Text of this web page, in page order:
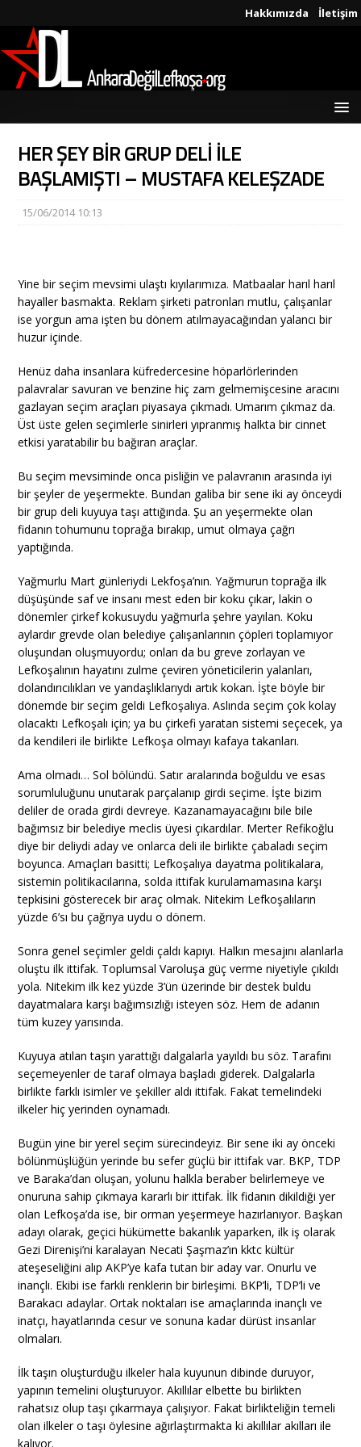
Hakkımızda İletişim
HER ŞEY BİR GRUP DELİ İLE
BAŞLAMIŞTI – MUSTAFA KELEŞZADE
15/06/2014 10:13
Yine bir seçim mevsimi ulaştı kıyılarımıza. Matbaalar harıl harıl
hayaller basmakta. Reklam şirketi patronları mutlu, çalışanlar
ise yorgun ama işten bu dönem atılmayacağından yalancı bir
huzur içinde.
Henüz daha insanlara küfredercesine höparlörlerinden
palavralar savuran ve benzine hiç zam gelmemişcesine aracını
gazlayan seçim araçları piyasaya çıkmadı. Umarım çıkmaz da.
Üst üste gelen seçimlerle sinirleri yıpranmış halkta bir cinnet
etkisi yaratabilir bu bağıran araçlar.
Bu seçim mevsiminde onca pisliğin ve palavranın arasında iyi
bir şeyler de yeşermekte. Bundan galiba bir sene iki ay önceydi
bir grup deli kuyuya taşı attığında. Şu an yeşermekte olan
fidanın tohumunu toprağa bırakıp, umut olmaya çağrı
yaptığında.
Yağmurlu Mart günleriydi Lekfoşa’nın. Yağmurun toprağa ilk
düşüşünde saf ve insanı mest eden bir koku çıkar, lakin o
dönemler çirkef kokusuydu yağmurla şehre yayılan. Koku
aylardır grevde olan belediye çalışanlarının çöpleri toplamıyor
oluşundan oluşmuyordu; onları da bu greve zorlayan ve
Lefkoşalının hayatını zulme çeviren yöneticilerin yalanları,
dolandırıcılıkları ve yandaşlıklarıydı artık kokan. İşte böyle bir
dönemde bir seçim geldi Lefkoşalıya. Aslında seçim çok kolay
olacaktı Lefkoşalı için; ya bu çirkefi yaratan sistemi seçecek, ya
da kendileri ile birlikte Lefkoşa olmayı kafaya takanları.
Ama olmadı… Sol bölündü. Satır aralarında boğuldu ve esas
sorumluluğunu unutarak parçalanıp girdi seçime. İşte bizim
deliler de orada girdi devreye. Kazanamayacağını bile bile
bağımsız bir belediye meclis üyesi çıkardılar. Merter Refikoğlu
diye bir deliydi aday ve onlarca deli ile birlikte çabaladı seçim
boyunca. Amaçları basitti; Lefkoşalıya dayatma politikalara,
sistemin politikacılarına, solda ittifak kurulamamasına karşı
tepkisini gösterecek bir araç olmak. Nitekim Lefkoşalıların
yüzde 6’sı bu çağrıya uydu o dönem.
Sonra genel seçimler geldi çaldı kapıyı. Halkın mesajını alanlarla
oluştu ilk ittifak. Toplumsal Varoluşa güç verme niyetiyle çıkıldı
yola. Nitekim ilk kez yüzde 3’ün üzerinde bir destek buldu
dayatmalara karşı bağımsızlığı isteyen söz. Hem de adanın
tüm kuzey yarısında.
Kuyuya atılan taşın yarattığı dalgalarla yayıldı bu söz. Tarafını
seçemeyenler de taraf olmaya başladı giderek. Dalgalarla
birlikte farklı isimler ve şekiller aldı ittifak. Fakat temelindeki
ilkeler hiç yerinden oynamadı.
Bugün yine bir yerel seçim sürecindeyiz. Bir sene iki ay önceki
bölünmüşlüğün yerinde bu sefer güçlü bir ittifak var. BKP, TDP
ve Baraka’dan oluşan, yolunu halkla beraber belirlemeye ve
onuruna sahip çıkmaya kararlı bir ittifak. İlk fidanın dikildiği yer
olan Lefkoşa’da ise, bir orman yeşermeye hazırlanıyor. Başkan
adayı olarak, geçici hükümette bakanlık yaparken, ilk iş olarak
Gezi Direnişi’ni karalayan Necati Şaşmaz’ın kktc kültür
ateşeseliğini alıp AKP’ye kafa tutan bir aday var. Onurlu ve
inançlı. Ekibi ise farklı renklerin bir birleşimi. BKP’li, TDP’li ve
Barakacı adaylar. Ortak noktaları ise amaçlarında inançlı ve
inatçı, hayatlarında cesur ve sonuna kadar dürüst insanlar
olmaları.
İlk taşın oluşturduğu ilkeler hala kuyunun dibinde duruyor,
yapının temelini oluşturuyor. Akıllılar elbette bu birlikten
rahatsız olup taşı çıkarmaya çalışıyor. Fakat birlikteliğin temeli
olan ilkeler o taşı öylesine ağırlaştırmakta ki akıllılar akılları ile
kalıyor.